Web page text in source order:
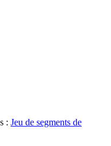
: Jeu de segments de